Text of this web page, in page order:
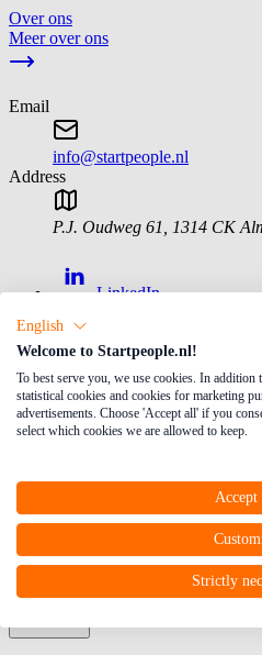
Over ons
Meer over ons
Email
info@startpeople.nl
Address
P.J. Oudweg 61 1314 CK
LinkedIn
Facebook
Werkzoekende
MijnStartPeople
Opleidingen en training
Vacatures
Werken via Start People
Vacatures
English
Welcome to Startpeople.nl!
To best serve you, we use cookies. In
statistical cookies and cookies for marketing
advertisements. Choose 'Accept all' if you
select which cookies we are allowed to keep.
Accept
Strictly